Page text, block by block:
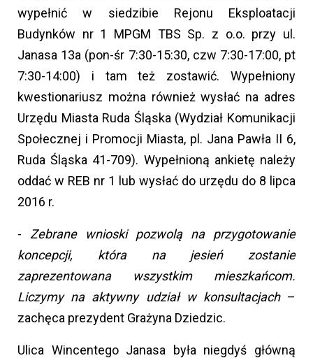
wypełnić w siedzibie Rejonu Eksploatacji
Budynków nr 1 MPGM TBS Sp. z o.o. przy ul.
Janasa 13a (pon-śr 7:30-15:30, czw 7:30-17:00, pt
7:30-14:00) i tam też zostawić. Wypełniony
kwestionariusz można również wysłać na adres
Urzędu Miasta Ruda Śląska (Wydział Komunikacji
Społecznej i Promocji Miasta, pl. Jana Pawła II 6,
Ruda Śląska 41-709). Wypełnioną ankietę należy
oddać w REB nr 1 lub wysłać do urzędu do 8 lipca
2016 r.
- Zebrane wnioski pozwolą na przygotowanie
koncepcji, która na jesień zostanie
zaprezentowana wszystkim mieszkańcom.
Liczymy na aktywny udział w konsultacjach –
zachęca prezydent Grażyna Dziedzic.
Ulica Wincentego Janasa była niegdyś główną